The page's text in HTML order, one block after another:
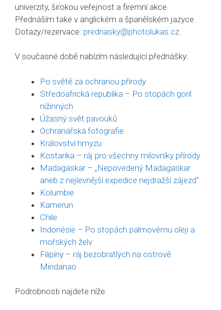
univerzity, širokou veřejnost a firemní akce.
Přednáším také v anglickém a španělském jazyce.
Dotazy/rezervace: prednasky@photolukas.cz
V současné době nabízím následující přednášky:
Po světě za ochranou přírody
Středoafrická republika – Po stopách goril
nížinných
Úžasný svět pavouků
Ochranářská fotografie
Království hmyzu
Kostarika – ráj pro všechny milovníky přírody
Madagaskar – „Nepovedený Madagaskar
aneb z nejlevnější expedice nejdražší zájezd“
Kolumbie
Kamerun
Chile
Indonésie – Po stopách palmovému oleji a
mořských želv
Filipíny – ráj bezobratlých na ostrově
Mindanao
Podrobnosti najdete níže.